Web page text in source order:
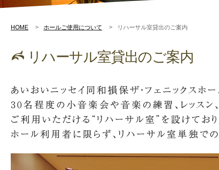
HOME ホールご使用について リハーサル室貸出のご案内
リハーサル室貸出のご案内